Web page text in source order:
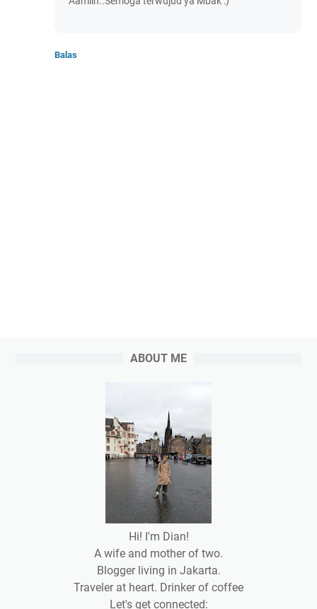
Balas
ABOUT ME
Hi! I'm Dian!
A wife and mother of two.
Blogger living in Jakarta.
Traveler at heart. Drinker of coffee
Let's get connected: